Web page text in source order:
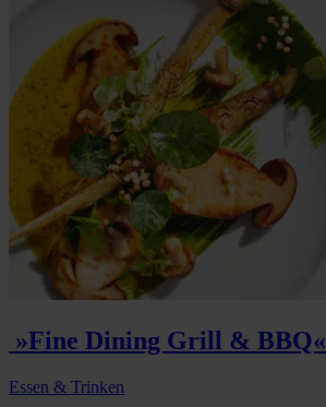
»Fine Dining Grill & BBQ«
Essen & Trinken